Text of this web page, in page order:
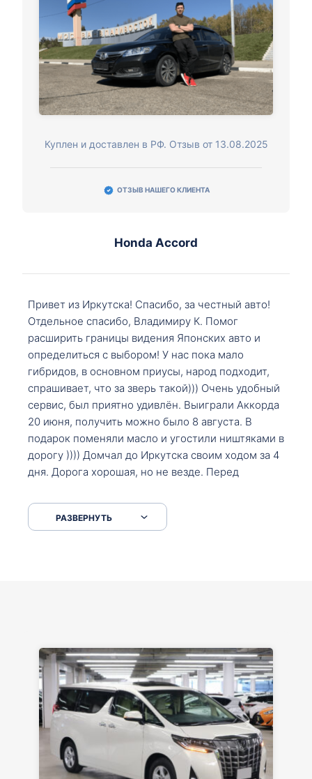
Куплен и доставлен в РФ. Отзыв от 13.08.2025
ОТЗЫВ НАШЕГО КЛИЕНТА
Honda Accord
Привет из Иркутска! Спасибо, за честный авто!
Отдельное спасибо, Владимиру К. Помог
расширить границы видения Японских авто и
определиться с выбором! У нас пока мало
гибридов, в основном приусы, народ подходит,
спрашивает, что за зверь такой))) Очень удобный
сервис, был приятно удивлён. Выиграли Аккорда
20 июня, получить можно было 8 августа. В
подарок поменяли масло и угостили ништяками в
дорогу )))) Домчал до Иркутска своим ходом за 4
дня. Дорога хорошая, но не везде. Перед
серпантинах по пути следования.
РАЗВЕРНУТЬ